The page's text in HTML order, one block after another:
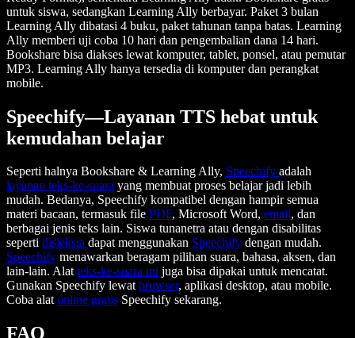
untuk siswa, sedangkan Learning Ally berbayar. Paket 3 bulan
Learning Ally dibatasi 4 buku, paket tahunan tanpa batas. Learning
Ally memberi uji coba 10 hari dan pengembalian dana 14 hari.
Bookshare bisa diakses lewat komputer, tablet, ponsel, atau pemutar
MP3. Learning Ally hanya tersedia di komputer dan perangkat
mobile.
Speechify—Layanan TTS hebat untuk
kemudahan belajar
Seperti halnya Bookshare & Learning Ally, Speechify adalah
layanan teks-ke-suara yang membuat proses belajar jadi lebih
mudah. Bedanya, Speechify kompatibel dengan hampir semua
materi bacaan, termasuk file PDF, Microsoft Word, email, dan
berbagai jenis teks lain. Siswa tunanetra atau dengan disabilitas
seperti disleksia dapat menggunakan Speechify dengan mudah.
Speechify menawarkan beragam pilihan suara, bahasa, aksen, dan
lain-lain. Alatteks-ke-suara ini juga bisa dipakai untuk mencatat.
Gunakan Speechify lewatbrowser, aplikasi desktop, atau mobile.
Coba alatonline gratis Speechify sekarang.
FAQ